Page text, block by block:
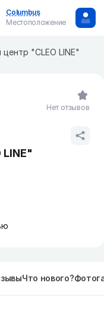
Columbus
Местоположение
"CLEO LINE"
Нет отзывов
Что нового?